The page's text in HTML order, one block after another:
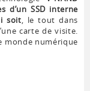
d’un SSD interne
soit, le tout dans
carte de visite.
monde numérique